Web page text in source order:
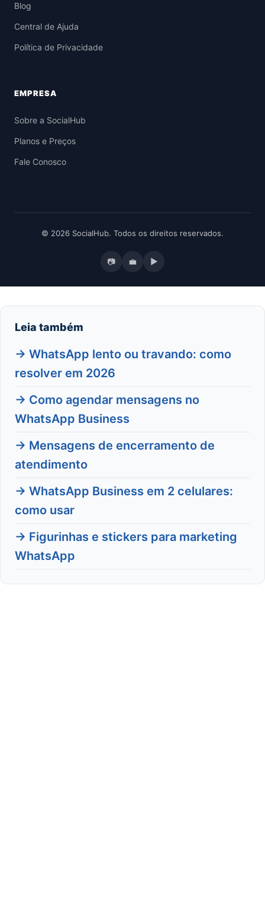
Blog
Central de Ajuda
Política de Privacidade
EMPRESA
Sobre a SocialHub
Planos e Preços
Fale Conosco
© 2026 SocialHub. Todos os direitos reservados.
📷 💼 ▶
Leia também
→ WhatsApp lento ou travando: como
resolver em 2026
→ Como agendar mensagens no
WhatsApp Business
→ Mensagens de encerramento de
atendimento
→ WhatsApp Business em 2 celulares:
como usar
→ Figurinhas e stickers para marketing
WhatsApp